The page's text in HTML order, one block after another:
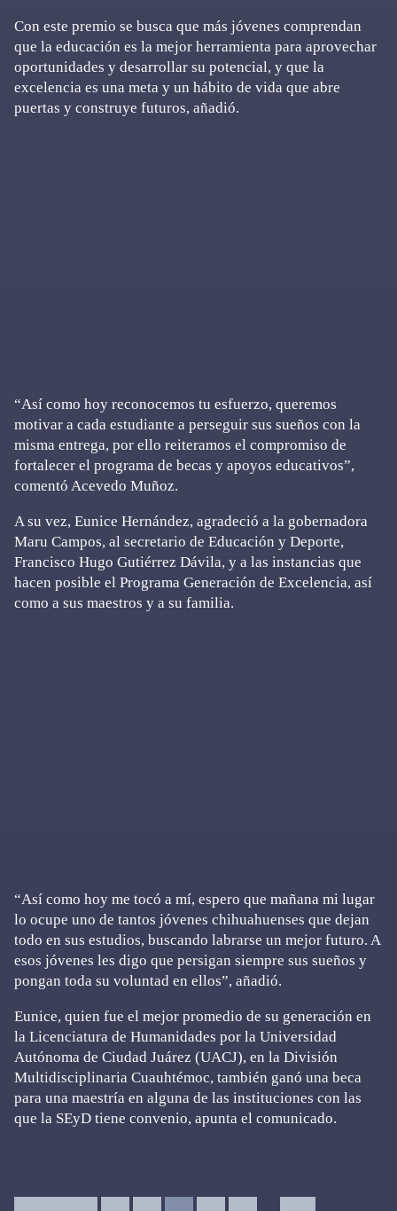
Con este premio se busca que más jóvenes comprendan
que la educación es la mejor herramienta para aprovechar
oportunidades y desarrollar su potencial, y que la
excelencia es una meta y un hábito de vida que abre
puertas y construye futuros, añadió.
“Así como hoy reconocemos tu esfuerzo, queremos
motivar a cada estudiante a perseguir sus sueños con la
misma entrega, por ello reiteramos el compromiso de
fortalecer el programa de becas y apoyos educativos”,
comentó Acevedo Muñoz.
A su vez, Eunice Hernández, agradeció a la gobernadora
Maru Campos, al secretario de Educación y Deporte,
Francisco Hugo Gutiérrez Dávila, y a las instancias que
hacen posible el Programa Generación de Excelencia, así
como a sus maestros y a su familia.
“Así como hoy me tocó a mí, espero que mañana mi lugar
lo ocupe uno de tantos jóvenes chihuahuenses que dejan
todo en sus estudios, buscando labrarse un mejor futuro. A
esos jóvenes les digo que persigan siempre sus sueños y
pongan toda su voluntad en ellos”, añadió.
Eunice, quien fue el mejor promedio de su generación en
la Licenciatura de Humanidades por la Universidad
Autónoma de Ciudad Juárez (UACJ), en la División
Multidisciplinaria Cuauhtémoc, también ganó una beca
para una maestría en alguna de las instituciones con las
que la SEyD tiene convenio, apunta el comunicado.